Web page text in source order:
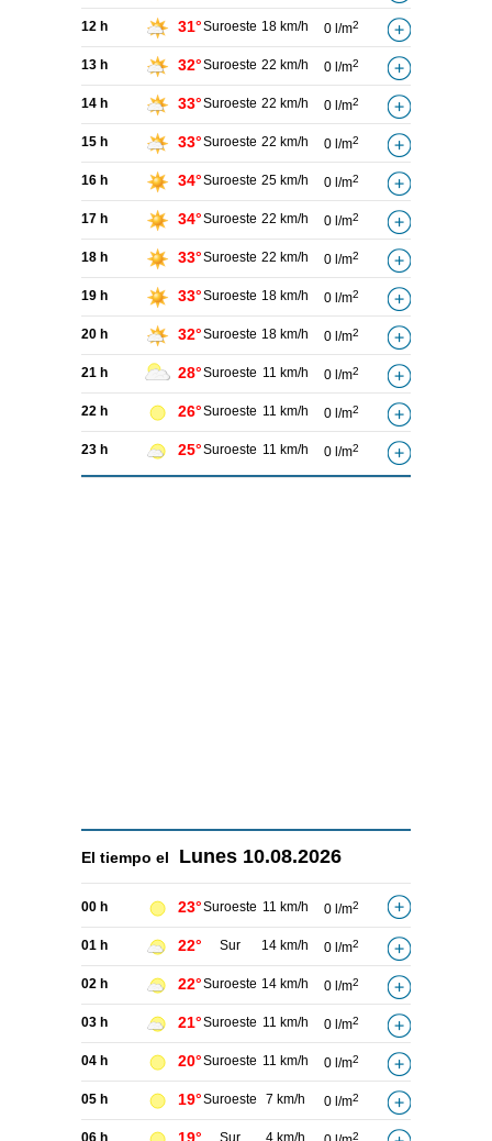
12 h 31°Suroeste 18 km/h 0 l/m2
13 h 32°Suroeste 22 km/h 0 l/m2
14 h 33°Suroeste 22 km/h 0 l/m2
15 h 33°Suroeste 22 km/h 0 l/m2
16 h 34°Suroeste 25 km/h 0 l/m2
17 h 34°Suroeste 22 km/h 0 l/m2
18 h 33°Suroeste 22 km/h 0 l/m2
19 h 33°Suroeste 18 km/h 0 l/m2
20 h 32°Suroeste 18 km/h 0 l/m2
21 h 28°Suroeste 11 km/h 0 l/m2
22 h 26°Suroeste 11 km/h 0 l/m2
23 h 25°Suroeste 11 km/h 0 l/m2
El tiempo el Lunes 10.08.2026
00 h 23°Suroeste 11 km/h 0 l/m2
01 h 22° Sur 14 km/h 0 l/m2
02 h 22°Suroeste 14 km/h 0 l/m2
03 h 21°Suroeste 11 km/h 0 l/m2
04 h 20°Suroeste 11 km/h 0 l/m2
05 h 19°Suroeste 7 km/h 0 l/m2
2